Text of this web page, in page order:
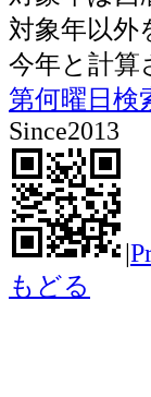
対象年以外
今年と計算
第何曜日検
Since2013
|
もどる